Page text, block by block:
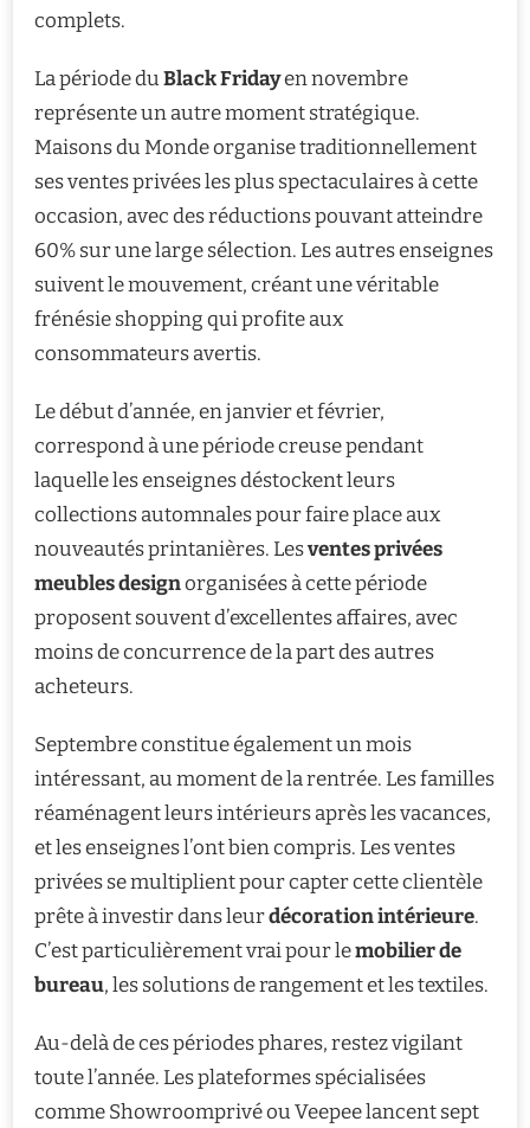
complets.
La période duBlack Fridayen novembre
représente un autre moment stratégique.
Maisons du Monde organise traditionnellement
ses ventes privées les plus spectaculaires à cette
occasion, avec des réductions pouvant atteindre
60% sur une large sélection. Les autres enseignes
suivent le mouvement, créant une véritable
frénésie shopping qui profite aux
consommateurs avertis.
Le début d’année, en janvier et février,
correspond à une période creuse pendant
laquelle les enseignes déstockent leurs
collections automnales pour faire place aux
nouveautés printanières. Lesventes privées
meubles designorganisées à cette période
proposent souvent d’excellentes affaires, avec
moins de concurrence de la part des autres
acheteurs.
Septembre constitue également un mois
intéressant, au moment de la rentrée. Les familles
réaménagent leurs intérieurs après les vacances,
et les enseignes l’ont bien compris. Les ventes
privées se multiplient pour capter cette clientèle
prête à investir dans leurdécoration intérieure.
C’est particulièrement vrai pour lemobilier de
bureau, les solutions de rangement et les textiles.
Au-delà de ces périodes phares, restez vigilant
toute l’année. Les plateformes spécialisées
comme Showroomprivé ou Veepee lancent sept